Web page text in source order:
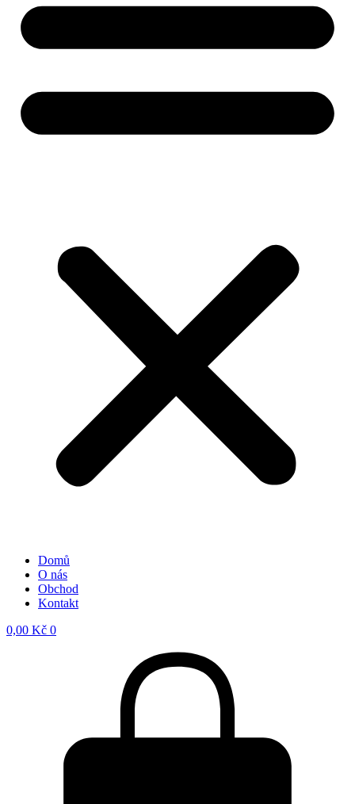
Domů
O nás
Obchod
Kontakt
0,00 Kč 0